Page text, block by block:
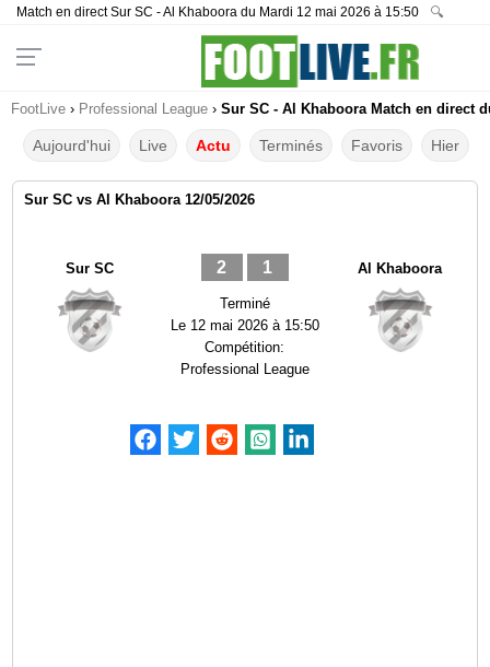
Match en direct Sur SC - Al Khaboora du Mardi 12 mai 2026 à 15:50 🔍
FootLive › Professional League › Sur SC - Al Khaboora Match en direct
Aujourd'hui Live Actu Terminés Favoris Hier
Sur SC vs Al Khaboora 12/05/2026
Sur SC 2 1
Terminé
Le 12 mai 2026 à 15:50
Compétition:
Professional League
Al Khaboora